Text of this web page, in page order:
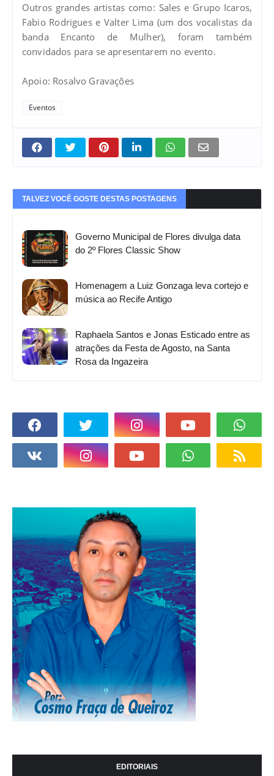
Outros grandes artistas como: Sales e Grupo Icaros,
Fabio Rodrigues e Valter Lima (um dos vocalistas da
banda Encanto de Mulher), foram também
convidados para se apresentarem no evento.
Apoio: Rosalvo Gravações
Eventos
TALVEZ VOCÊ GOSTE DESTAS POSTAGENS
Governo Municipal de Flores divulga data
do 2º Flores Classic Show
Homenagem a Luiz Gonzaga leva cortejo e
música ao Recife Antigo
Raphaela Santos e Jonas Esticado entre as
atrações da Festa de Agosto, na Santa
Rosa da Ingazeira
EDITORIAIS